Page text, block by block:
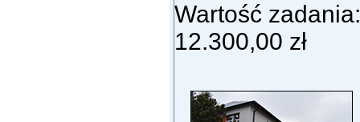
Wartość zadania:
12.300,00 zł